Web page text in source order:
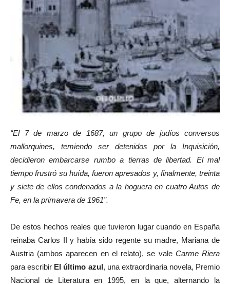
“El 7 de marzo de 1687, un grupo de judíos conversos
mallorquines, temiendo ser detenidos por la Inquisición,
decidieron embarcarse rumbo a tierras de libertad. El mal
tiempo frustró su huída, fueron apresados y, finalmente, treinta
y siete de ellos condenados a la hoguera en cuatro Autos de
Fe, en la primavera de 1961”.
De estos hechos reales que tuvieron lugar cuando en España
reinaba Carlos II y había sido regente su madre, Mariana de
Austria (ambos aparecen en el relato), se vale Carme Riera
para escribir El último azul, una extraordinaria novela, Premio
Nacional de Literatura en 1995, en la que, alternando la